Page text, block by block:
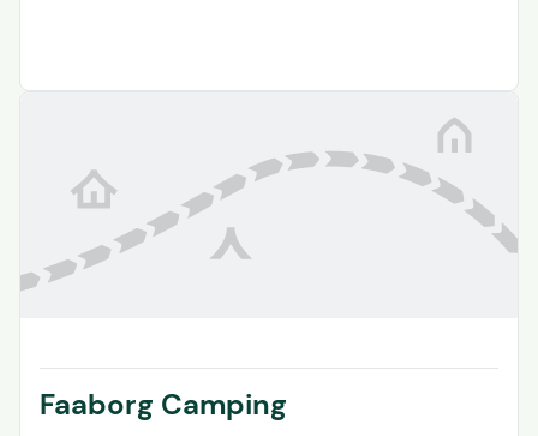
Faaborg Camping